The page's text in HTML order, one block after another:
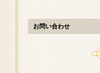
お問い合わせ